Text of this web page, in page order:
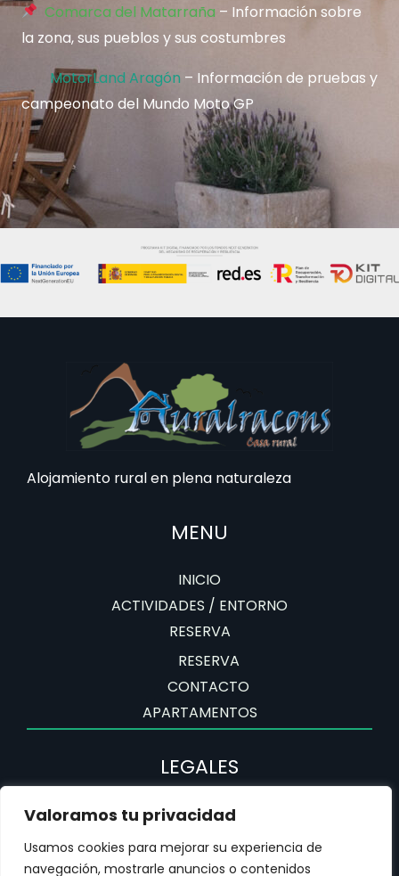
Valoramos tu privacidad
Usamos cookies para mejorar su experiencia de
navegación, mostrarle anuncios o contenidos
Comarca del Matarraña – Información sobre
la zona, sus pueblos y sus costumbres
MotorLand Aragón – Información de pruebas y
campeonato del Mundo Moto GP
Alojamiento rural en plena naturaleza
MENU
INICIO
ACTIVIDADES / ENTORNO
RESERVA
RESERVA
CONTACTO
APARTAMENTOS
LEGALES
Política de Cookies
Accesibilidad
Aviso Legal